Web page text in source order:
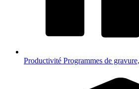
Productivité Programmes de